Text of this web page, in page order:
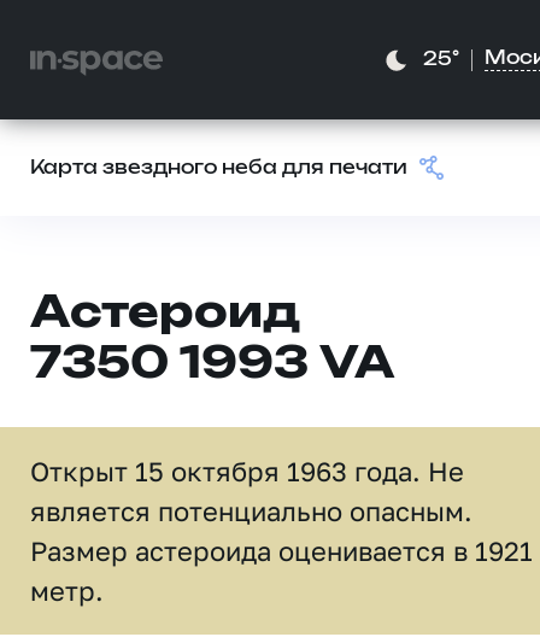
25°
Карта звездного неба для печати
Астероид
7350 1993 VA
Открыт 15 октября 1963 года. Не
является потенциально опасным.
Размер астероида оценивается в 1921
метр.